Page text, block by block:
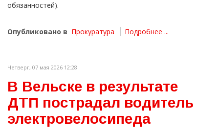
обязанностей).
Опубликовано в Прокуратура Подробнее ...
Четверг, 07 мая 2026 12:28
В Вельске в результате
ДТП пострадал водитель
электровелосипеда